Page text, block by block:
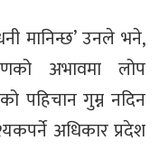
मानिन्छ’ उनले भने,
अभावमा लोप
पहिचान गुम्न नदिन
अधिकार प्रदेश